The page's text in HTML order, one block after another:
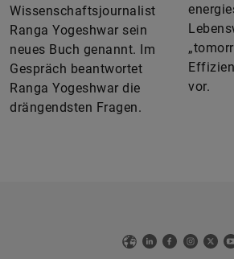
Wissenschaftsjournalist
Ranga Yogeshwar sein
neues Buch genannt. Im
Gespräch beantwortet
Ranga Yogeshwar die
drängendsten Fragen.
vor.
WebLinkedIn
Facebook
Instagram
X